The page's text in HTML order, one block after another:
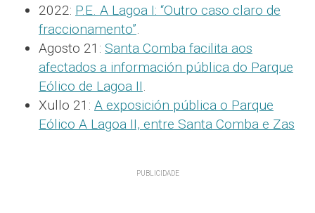
2022: P.E. A Lagoa I: “Outro caso claro de
fraccionamento”.
Agosto 21: Santa Comba facilita aos
afectados a información pública do Parque
Eólico de Lagoa II.
Xullo 21: A exposición pública o Parque
Eólico A Lagoa II, entre Santa Comba e Zas